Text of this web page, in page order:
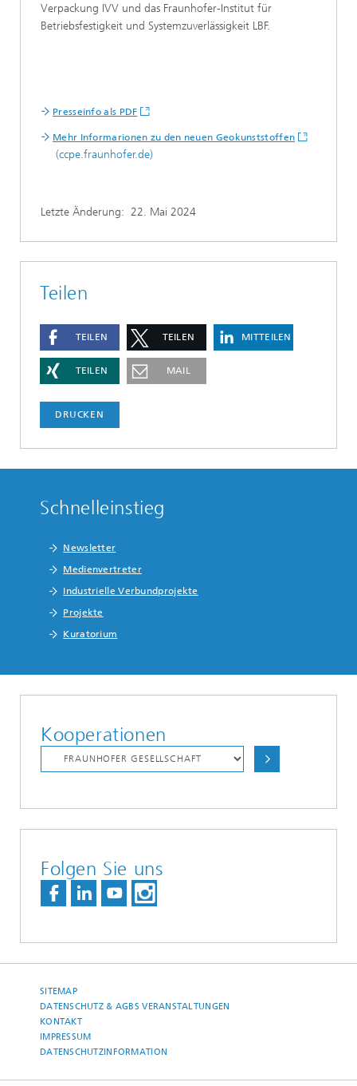
Verpackung IVV und das Fraunhofer-Institut für
Betriebsfestigkeit und Systemzuverlässigkeit LBF.
Presseinfo als PDF
Mehr Informarionen zu den neuen Geokunststoffen
(ccpe.fraunhofer.de)
Letzte Änderung: 22. Mai 2024
Teilen
TEILEN TEILEN MITTEILEN
TEILEN MAIL
DRUCKEN
Schnelleinstieg
Newsletter
Medienvertreter
Industrielle Verbundprojekte
Projekte
Kuratorium
Kooperationen
Folgen Sie uns
SITEMAP
DATENSCHUTZ & AGBS VERANSTALTUNGEN
KONTAKT
IMPRESSUM
DATENSCHUTZINFORMATION